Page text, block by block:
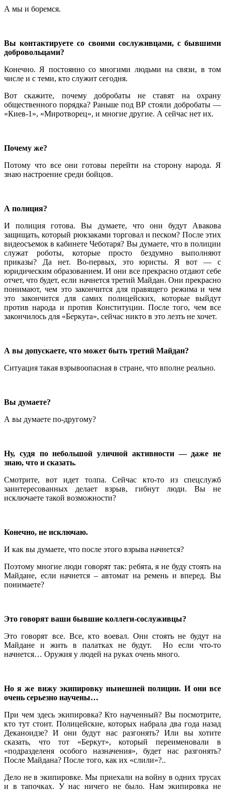
А мы и боремся.
Вы контактируете со своими сослуживцами, с бывшими
добровольцами?
Конечно. Я постоянно со многими людьми на связи, в том
числе и с теми, кто служит сегодня.
Вот скажите, почему добробаты не ставят на охрану
общественного порядка? Раньше под ВР стояли добробаты —
«Киев-1», «Миротворец», и многие другие. А сейчас нет их.
Почему же?
Потому что все они готовы перейти на сторону народа. Я
знаю настроение среди бойцов.
А полиция?
И полиция готова. Вы думаете, что они будут Авакова
защищать, который рюкзаками торговал и песком? После этих
видеосъемок в кабинете Чеботаря? Вы думаете, что в полиции
служат роботы, которые просто бездумно выполняют
приказы? Да нет. Во-первых, это юристы. Я вот — с
юридическим образованием. И они все прекрасно отдают себе
отчет, что будет, если начнется третий Майдан. Они прекрасно
понимают, чем это закончится для правящего режима и чем
это закончится для самих полицейских, которые выйдут
против народа и против Конституции. После того, чем все
закончилось для «Беркута», сейчас никто в это лезть не хочет.
А вы допускаете, что может быть третий Майдан?
Ситуация такая взрывоопасная в стране, что вполне реально.
Вы думаете?
А вы думаете по-другому?
Ну, судя по небольшой уличной активности — даже не
знаю, что и сказать.
Смотрите, вот идет толпа. Сейчас кто-то из спецслужб
заинтересованных делает взрыв, гибнут люди. Вы не
исключаете такой возможности?
Конечно, не исключаю.
И как вы думаете, что после этого взрыва начнется?
Поэтому многие люди говорят так: ребята, я не буду стоять на
Майдане, если начнется – автомат на ремень и вперед. Вы
понимаете?
Это говорят ваши бывшие коллеги-сослуживцы?
Это говорят все. Все, кто воевал. Они стоять не будут на
Майдане и жить в палатках не будут. Но если что-то
начнется… Оружия у людей на руках очень много.
Но я же вижу экипировку нынешней полиции. И они все
очень серьезно научены…
При чем здесь экипировка? Кто наученный? Вы посмотрите,
кто тут стоит. Полицейские, которых набрала два года назад
Деканоидзе? И они будут нас разгонять? Или вы хотите
сказать, что тот «Беркут», который переименовали в
«подразделеня особого назначения», будет нас разгонять?
После Майдана? После того, как их «слили»?..
Дело не в экипировке. Мы приехали на войну в одних трусах
и в тапочках. У нас ничего не было. Нам экипировка не